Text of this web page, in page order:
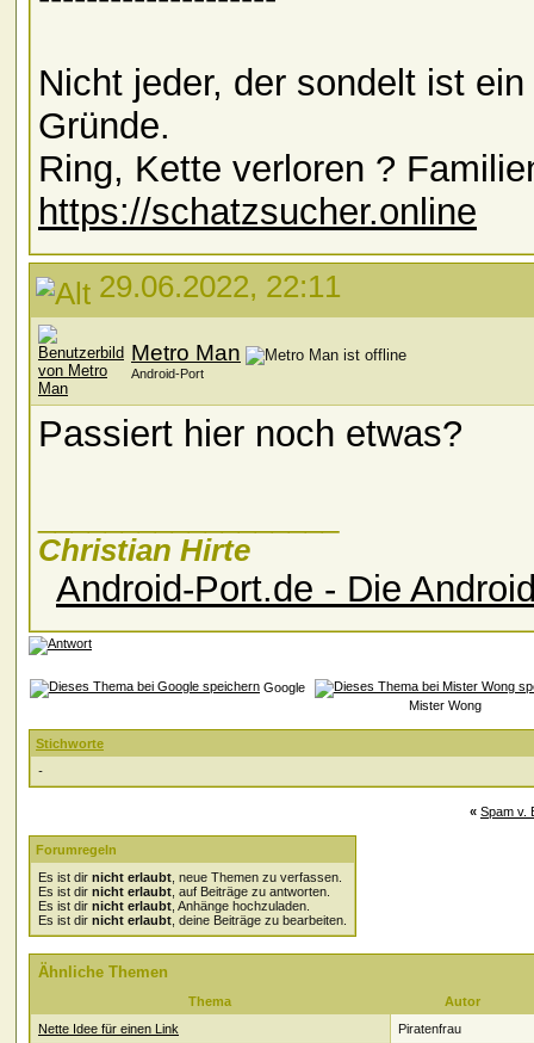
Nicht jeder, der sondelt ist
Gründe.
Ring, Kette verloren ?
https://schatzsucher.online
29.06.2022, 22:11
Metro Man
Android-Port
Passiert hier noch etwas?
Christian Hirte
Android-Port.de - Die
Google
Mister Wong
Stichworte
-
« Spam v.
Forumregeln
Es ist dir nicht erlaubt , neue Themen zu verfassen.
Es ist dir nicht erlaubt , auf Beiträge zu antworten.
Es ist dir nicht erlaubt , Anhänge hochzuladen.
Es ist dir nicht erlaubt , deine Beiträge zu bearbeiten.
Ähnliche Themen
Thema
Autor
Nette Idee für einen Link
Piratenfrau